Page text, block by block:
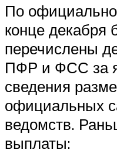
По
конце декабря
перечислены
ПФР и ФСС за
сведения
официальных
ведомств.
выплаты: